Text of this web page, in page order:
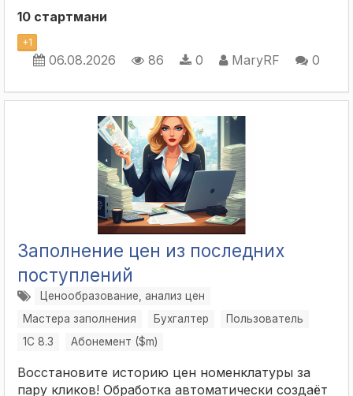
10 стартмани
+1
06.08.2026 86 0 MaryRF 0
Заполнение цен из последних
поступлений
Ценообразование, анализ цен
Мастера заполнения
Бухгалтер
Пользователь
1С 8.3
Абонемент ($m)
Восстановите историю цен номенклатуры за
пару кликов! Обработка автоматически создаёт